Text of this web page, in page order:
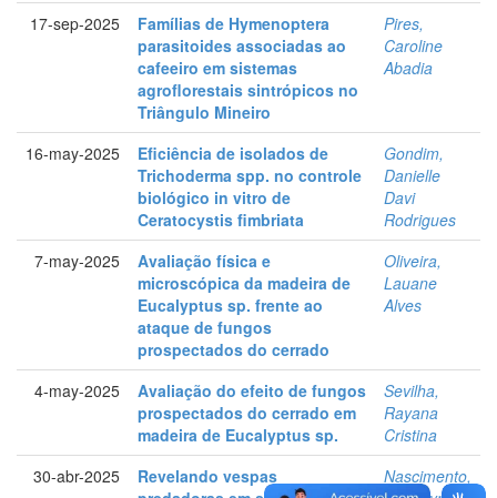
17-sep-2025
Famílias de Hymenoptera
parasitoides associadas ao
cafeeiro em sistemas
agroflorestais sintrópicos no
Triângulo Mineiro
Pires,
Caroline
Abadia
16-may-2025
Eficiência de isolados de
Trichoderma spp. no controle
biológico in vitro de
Ceratocystis fimbriata
Gondim,
Danielle
Davi
Rodrigues
7-may-2025
Avaliação física e
microscópica da madeira de
Eucalyptus sp. frente ao
ataque de fungos
prospectados do cerrado
Oliveira,
Lauane
Alves
4-may-2025
Avaliação do efeito de fungos
prospectados do cerrado em
madeira de Eucalyptus sp.
Sevilha,
Rayana
Cristina
30-abr-2025
Revelando vespas
Nascimento,